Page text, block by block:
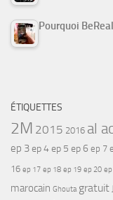
Pourquoi
ÉTIQUETTES
2M 2015 2016 al
ep 3ep 4ep 5 ep 6 ep 7
16 ep 17 ep 18 ep 19 ep 20 ep
marocain Ghouta gratuit